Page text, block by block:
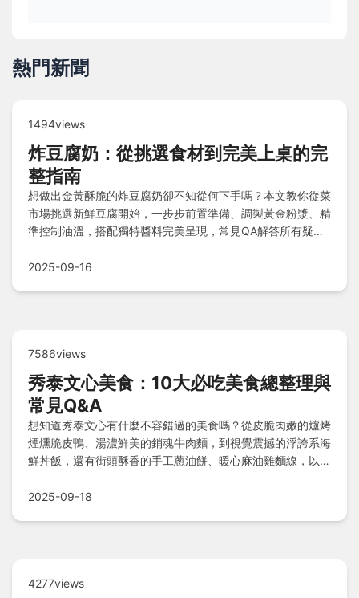
熱門新聞
1494views
炸豆腐奶：從挑選食材到完美上桌的完
整指南
想做出金黃酥脆的炸豆腐奶卻不知從何下手嗎？本文教你從菜
市場挑選新鮮豆腐開始，一步步前置準備、調製黃金粉漿、精
準控制油溫，搭配獨特醬料完美呈現，常見QA解答所有疑
2025-09-16
7586views
秀泰文心美食：10大必吃美食總整理與
常見Q&A
想知道秀泰文心有什麼不容錯過的美食嗎？從皮脆肉嫩的爐烤
煙燻脆皮鴨、湯濃鮮美的銷魂牛肉麵，到視覺震撼的浮誇系海
鮮丼飯，還有街頭酥香的手工蔥油餅、暖心麻油雞麵線，以及
10大必吃懶人包，搭配隱藏居酒屋療癒聖品，解答您的美食
2025-09-18
4277views